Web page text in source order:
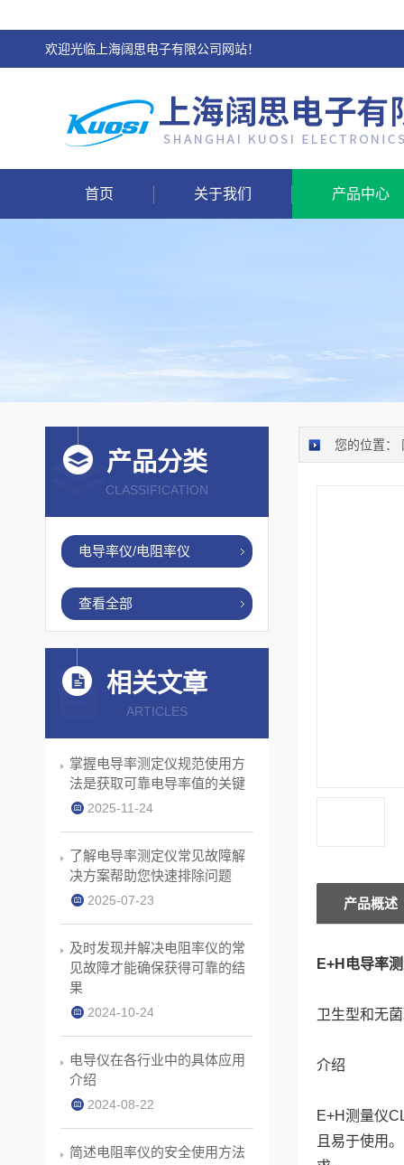
欢迎光临上海阔思电子有限公司网站！
首页 关于我们 产品中心
您的位置：
产品概述
E+H电导率
卫生型和无
介绍
E+H测量仪
且易于使用。
产品分类
CLASSIFICATION
电导率仪/电阻率仪
查看全部
相关文章
ARTICLES
掌握电导率测定仪规范使用方
法是获取可靠电导率值的关键
2025-11-24
了解电导率测定仪常见故障解
决方案帮助您快速排除问题
2025-07-23
及时发现并解决电阻率仪的常
见故障才能确保获得可靠的结
果
2024-10-24
电导仪在各行业中的具体应用
介绍
2024-08-22
简述电阻率仪的安全使用方法